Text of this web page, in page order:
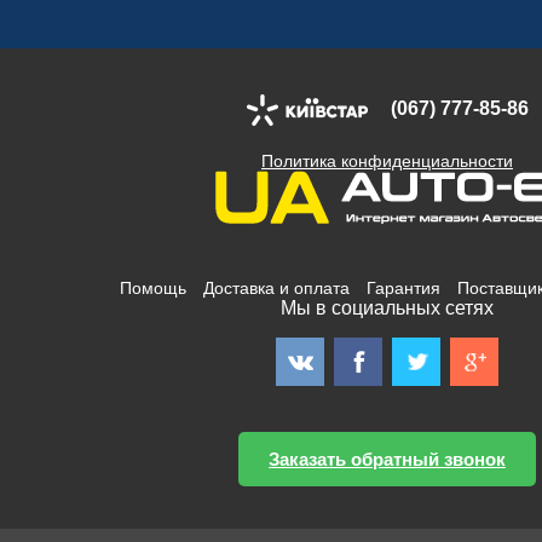
(067) 777-85-86
Политика конфиденциальности
Помощь Доставка и оплата Гарантия
Мы в социальных сетях
Заказать обратный звонок